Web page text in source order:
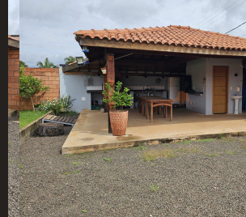
Simulador
Financeiro
Localização
Contato